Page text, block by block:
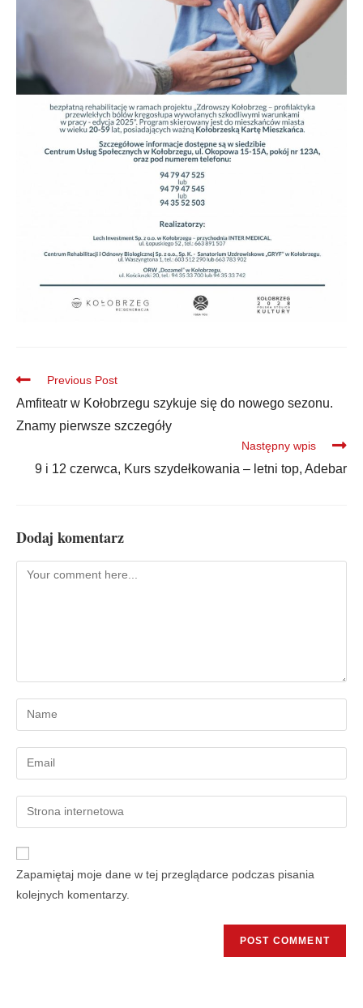
Previous Post
Amfiteatr w Kołobrzegu szykuje się do nowego sezonu.
Znamy pierwsze szczegóły
Następny wpis
9 i 12 czerwca, Kurs szydełkowania – letni top, Adebar
Dodaj komentarz
Zapamiętaj moje dane w tej przeglądarce podczas pisania
kolejnych komentarzy.